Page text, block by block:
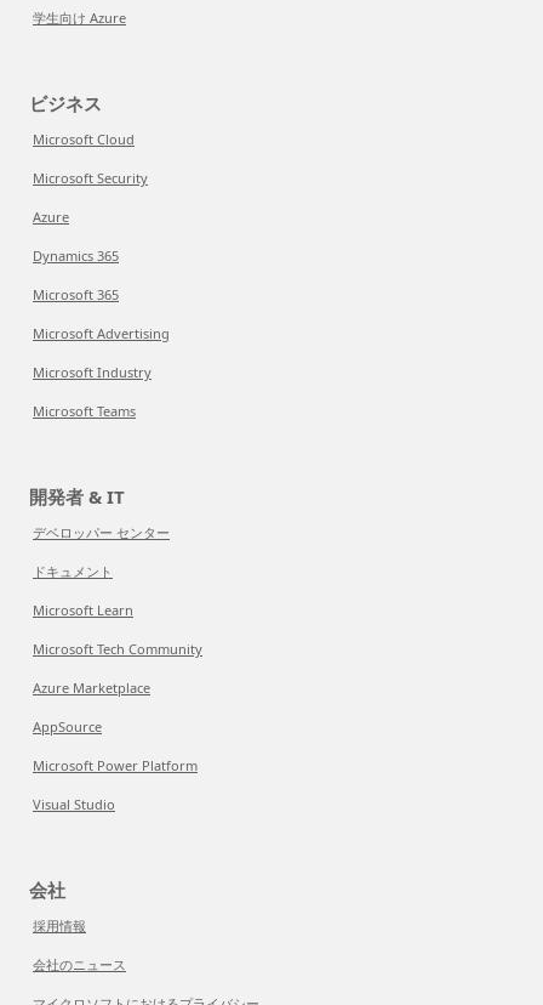
学生向け Azure
ビジネス
Microsoft Cloud
Microsoft Security
Azure
Dynamics 365
Microsoft 365
Microsoft Advertising
Microsoft Industry
Microsoft Teams
開発者 & IT
デベロッパー センター
ドキュメント
Microsoft Learn
Microsoft Tech Community
Azure Marketplace
AppSource
Microsoft Power Platform
Visual Studio
会社
採用情報
会社のニュース